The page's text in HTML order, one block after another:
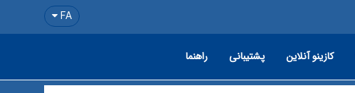
FA
کازینو آنلاین پشتیبانی راهنما